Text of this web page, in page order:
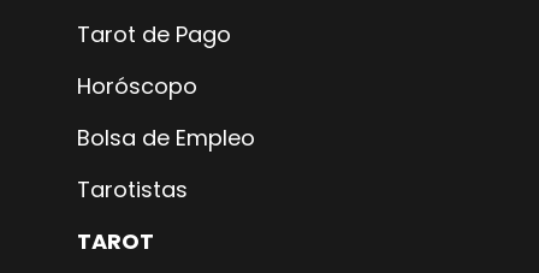
Tarot de Pago
Horóscopo
Bolsa de Empleo
Tarotistas
TAROT